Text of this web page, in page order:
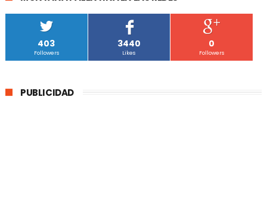
403
Followers
3440
Likes
0
Followers
PUBLICIDAD